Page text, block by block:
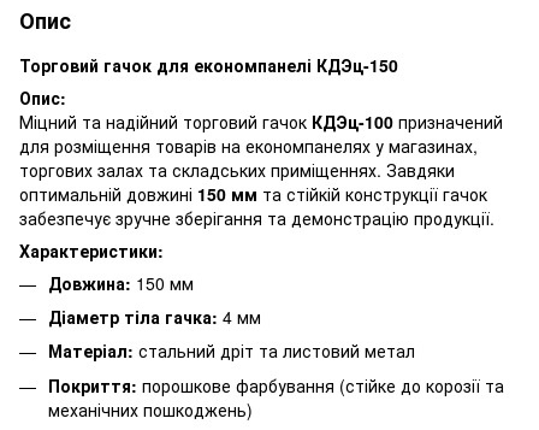
Опис
Торговий гачок для економпанелі КДЭц-150
Опис:
Міцний та надійний торговий гачок КДЭц-100 призначений
для розміщення товарів на економпанелях у магазинах,
торгових залах та складських приміщеннях. Завдяки
оптимальній довжині 150 мм та стійкій конструкції гачок
забезпечує зручне зберігання та демонстрацію продукції.
Характеристики:
Довжина: 150 мм
Діаметр тіла гачка: 4 мм
Матеріал: стальний дріт та листовий метал
Покриття: порошкове фарбування (стійке до корозії та
механічних пошкоджень)